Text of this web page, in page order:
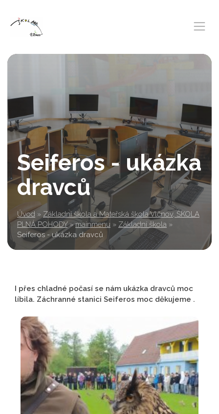
Seiferos - ukázka
dravců
Úvod » Základní škola a Mateřská škola Vlčnov, ŠKOLA
PLNÁ POHODY » mainmenu » Základní škola »
Seiferos - ukázka dravců
I přes chladné počasí se nám ukázka dravců moc
líbila. Záchranné stanici Seiferos moc děkujeme .